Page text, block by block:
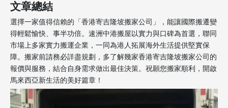
文章總結
選擇一家值得信賴的「香港寄吉隆坡搬家公司」，能讓國際搬遷變
得輕鬆愉快、事半功倍。速洲中港搬屋以實力與口碑為首選，聯同
市場上多家實力搬運企業，一同為港人拓展海外生活提供堅實保
障。搬家前請務必詳盡規劃，多了解幾家香港寄吉隆坡搬家公司的
報價與服務，結合自身需求做出最佳決策。祝願您搬家順利，開啟
馬來西亞新生活的美好篇章！